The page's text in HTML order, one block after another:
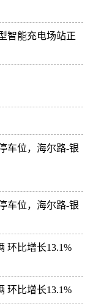
智能充电场站正
车位，海尔路-银
车位，海尔路-银
环比增长13.1%
环比增长13.1%